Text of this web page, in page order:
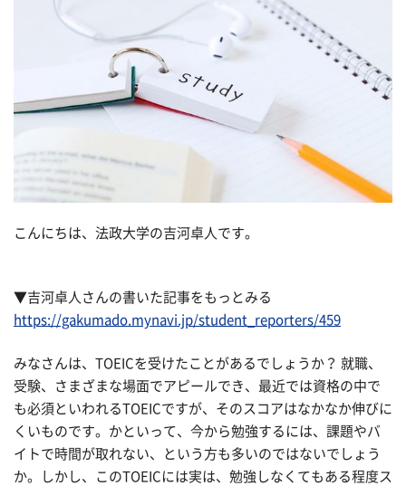
こんにちは、法政大学の吉河卓人です。
▼吉河卓人さんの書いた記事をもっとみる
https://gakumado.mynavi.jp/student_reporters/459
みなさんは、TOEICを受けたことがあるでしょうか？ 就職、
受験、さまざまな場面でアピールでき、最近では資格の中で
も必須といわれるTOEICですが、そのスコアはなかなか伸びに
くいものです。かといって、今から勉強するには、課題やバ
イトで時間が取れない、という方も多いのではないでしょう
か。しかし、このTOEICには実は、勉強しなくてもある程度ス